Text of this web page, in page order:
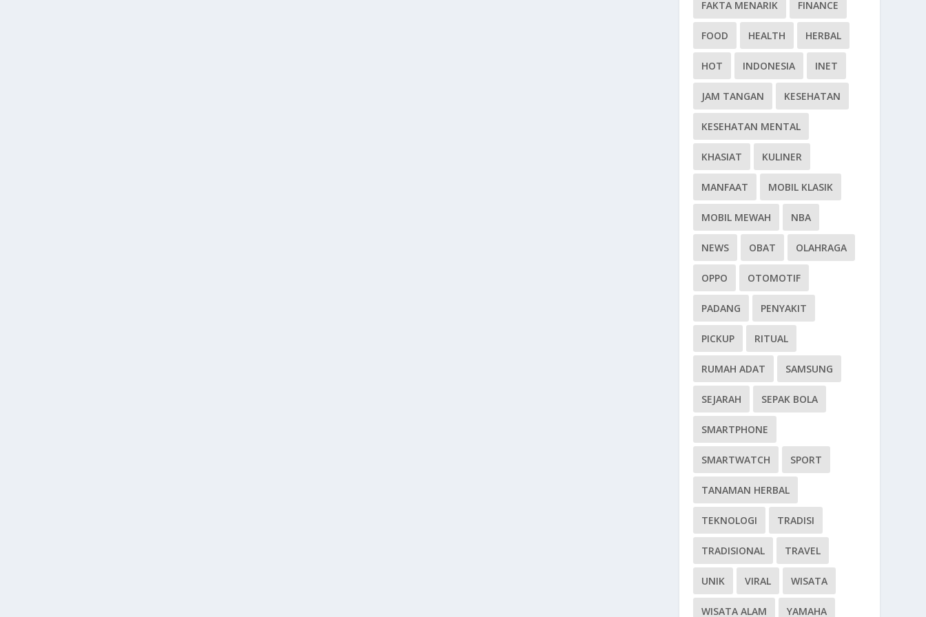
FAKTA MENARIK FINANCE
FOOD HEALTH HERBAL
HOT INDONESIA INET
JAM TANGAN KESEHATAN
KESEHATAN MENTAL
KHASIAT KULINER
MANFAAT MOBIL KLASIK
MOBIL MEWAH NBA
NEWS OBAT OLAHRAGA
OPPO OTOMOTIF
PADANG PENYAKIT
PICKUP RITUAL
RUMAH ADAT SAMSUNG
SEJARAH SEPAK BOLA
SMARTPHONE
SMARTWATCH SPORT
TANAMAN HERBAL
TEKNOLOGI TRADISI
TRADISIONAL TRAVEL
UNIK VIRAL WISATA
WISATA ALAM YAMAHA